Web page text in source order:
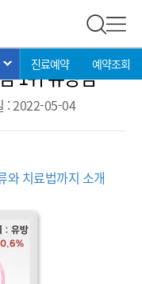
전체 검
서브 메뉴 목록 열기
진료예약 예약조회
1위’유방암
: 2022-05-04
와 치료법까지 소개